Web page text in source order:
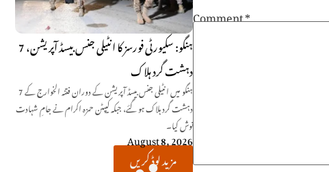
ہنگو: سکیورٹی فورسز کا انٹیلی جنس بیسڈ آپریشن، 7
دہشت گرد ہلاک
ہنگو میں انٹیلی جنس بیسڈ آپریشن کے دوران فتنہ الخوارج کے 7
دہشت گرد ہلاک ہو گئے، جبکہ کیپٹن حمزہ اکرام نے جامِ شہادت
نوش کیا۔
August 8, 2026
مزید لوڈ کریں
Comment*